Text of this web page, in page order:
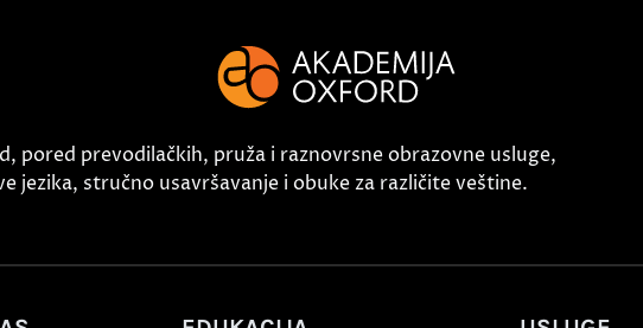
pored prevodilačkih, pruža i raznovrsne obrazovne usluge,
jezika, stručno usavršavanje i obuke za različite veštine.